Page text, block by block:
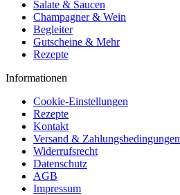
Salate & Saucen
Champagner & Wein
Begleiter
Gutscheine & Mehr
Rezepte
Informationen
Cookie-Einstellungen
Rezepte
Kontakt
Versand & Zahlungsbedingungen
Widerrufsrecht
Datenschutz
AGB
Impressum